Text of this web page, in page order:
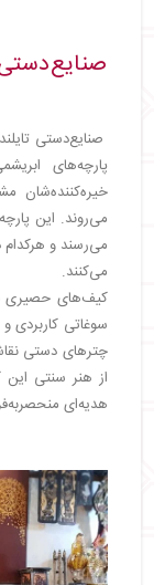
صنایع‌دستی
پارچه‌های
خیره‌کننده‌شان
می‌روند. این
می‌رسند و هرکدام
می‌کنند.
کیف‌های حصیری
سوغاتی کاربردی
چترهای دستی
از هنر سنتی این
هدیه‌ای